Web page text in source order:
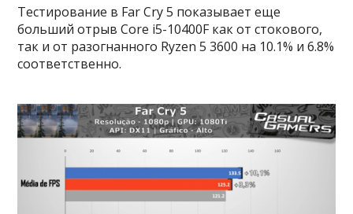
Тестирование в Far Cry 5 показывает еще
больший отрыв Core i5-10400F как от стокового,
так и от разогнанного Ryzen 5 3600 на 10.1% и 6.8%
соответственно.